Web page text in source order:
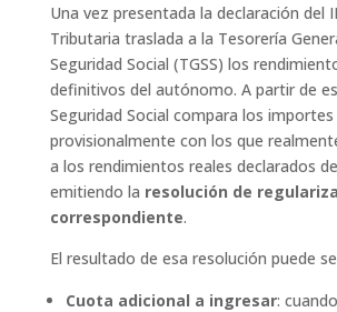
Una vez presentada la declaración del
Tributaria traslada a la Tesorería
Seguridad Social (TGSS) los
definitivos del autónomo. A partir de
Seguridad Social compara los
provisionalmente con los que
a los rendimientos reales declarados
emitiendo la resolución de
correspondiente.
El resultado de esa resolución puede
Cuota adicional a ingresar: